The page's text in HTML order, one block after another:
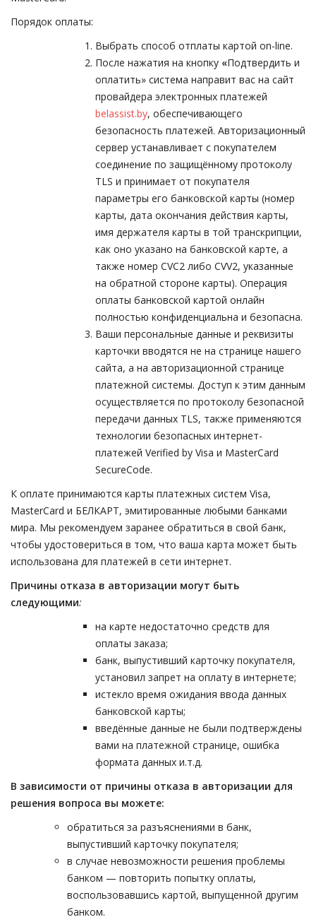
Порядок оплаты:
Выбрать способ отплаты картой on-line.
После нажатия на кнопку «Подтвердить и
оплатить» система направит вас на сайт
провайдера электронных платежей
belassist.by, обеспечивающего
безопасность платежей. Авторизационный
сервер устанавливает с покупателем
соединение по защищённому протоколу
TLS и принимает от покупателя
параметры его банковской карты (номер
карты, дата окончания действия карты,
имя держателя карты в той транскрипции,
как оно указано на банковской карте, а
также номер CVC2 либо CVV2, указанные
на обратной стороне карты). Операция
оплаты банковской картой онлайн
полностью конфиденциальна и безопасна.
Ваши персональные данные и реквизиты
карточки вводятся не на странице нашего
сайта, а на авторизационной странице
платежной системы. Доступ к этим данным
осуществляется по протоколу безопасной
передачи данных TLS, также применяются
технологии безопасных интернет-
платежей Verified by Visa и MasterCard
SecureСode.
К оплате принимаются карты платежных систем Visa,
MasterCard и БЕЛКАРТ, эмитированные любыми банками
мира. Мы рекомендуем заранее обратиться в свой банк,
чтобы удостовериться в том, что ваша карта может быть
использована для платежей в сети интернет.
Причины отказа в авторизации могут быть
следующими:
на карте недостаточно средств для
оплаты заказа;
банк, выпустивший карточку покупателя,
установил запрет на оплату в интернете;
истекло время ожидания ввода данных
банковской карты;
введённые данные не были подтверждены
вами на платежной странице, ошибка
формата данных и.т.д.
В зависимости от причины отказа в авторизации для
решения вопроса вы можете:
обратиться за разъяснениями в банк,
выпустивший карточку покупателя;
в случае невозможности решения проблемы
банком — повторить попытку оплаты,
воспользовавшись картой, выпущенной другим
банком.